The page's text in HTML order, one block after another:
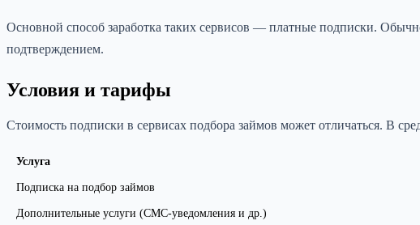
Основной способ заработка таких сервисов — платные подписки.
подтверждением.
Условия и тарифы
Стоимость подписки в сервисах подбора займов может отличаться. В
Услуга
Подписка на подбор займов
Дополнительные услуги (СМС-уведомления и др.)